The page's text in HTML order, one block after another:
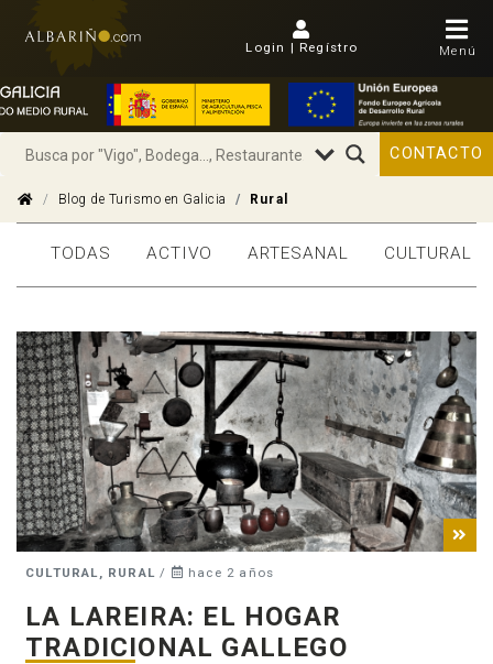
Login | Regístro Menú
CONTACTO
Blog de Turismo en Galicia Rural
TODAS ACTIVO ARTESANAL CULTURAL
CULTURAL, RURAL / hace 2 años
LA LAREIRA: EL HOGAR
TRADICIONAL GALLEGO